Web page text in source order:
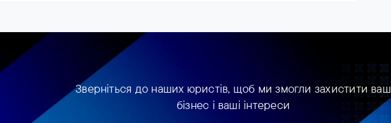
Зверніться до наших юристів, щоб ми змогли захистити ваш
бізнес і ваші інтереси